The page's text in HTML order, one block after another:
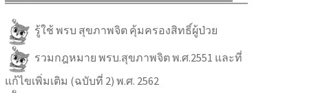
รู้ใช้ พรบ สุขภาพจิต คุ้มครองสิทธิ์ผู้ป่วย
รวมกฎหมาย พรบ.สุขภาพจิต พ.ศ.2551 และที่
แก้ไขเพิ่มเติม (ฉบับที่ 2) พ.ศ. 2562